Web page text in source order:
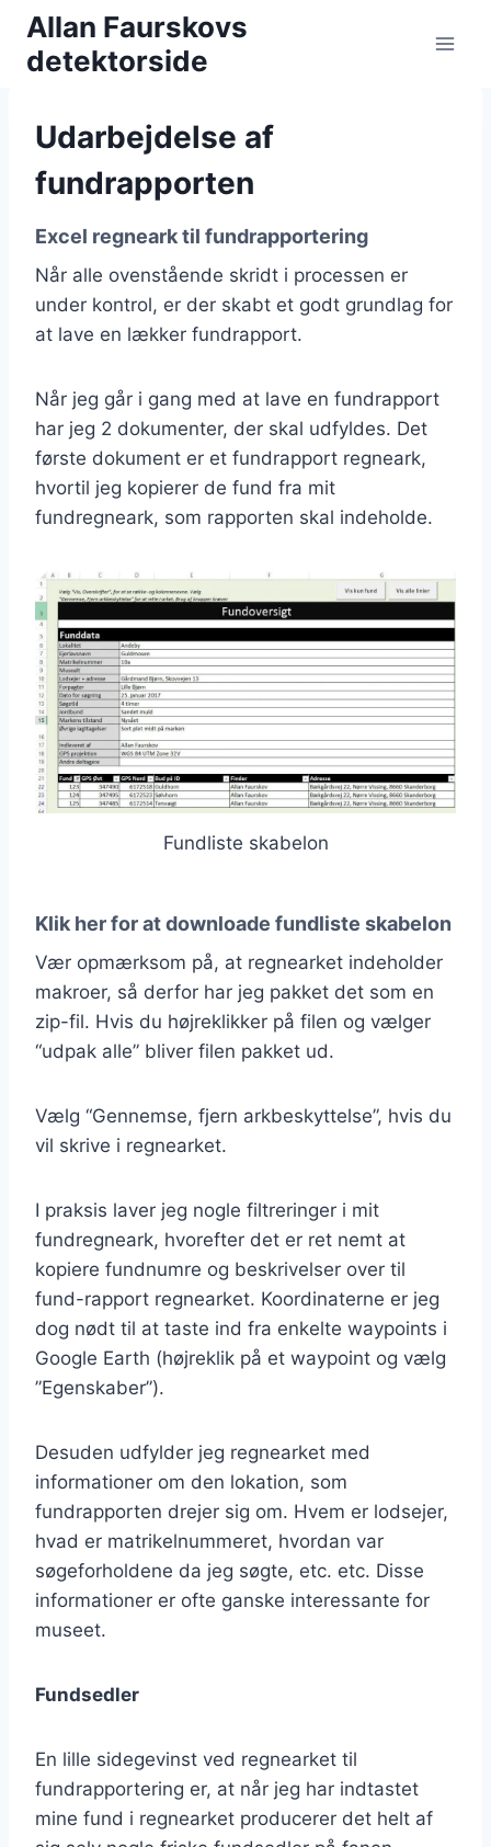
Fortsæt
indhold
Allan Faurskovs
detektorside
Udarbejdelse af
fundrapporten
Excel regneark til fundrapportering
Når alle ovenstående skridt i processen er
under kontrol, er der skabt et godt grundlag for
at lave en lækker fundrapport.
Når jeg går i gang med at lave en fundrapport
har jeg 2 dokumenter, der skal udfyldes. Det
første dokument er et fundrapport regneark,
hvortil jeg kopierer de fund fra mit
fundregneark, som rapporten skal indeholde.
Fundliste skabelon
Klik her for at downloade fundliste skabelon
Vær opmærksom på, at regnearket indeholder
makroer, så derfor har jeg pakket det som en
zip-fil. Hvis du højreklikker på filen og vælger
“udpak alle” bliver filen pakket ud.
Vælg “Gennemse, fjern arkbeskyttelse”, hvis du
vil skrive i regnearket.
I praksis laver jeg nogle filtreringer i mit
fundregneark, hvorefter det er ret nemt at
kopiere fundnumre og beskrivelser over til
fund-rapport regnearket. Koordinaterne er jeg
dog nødt til at taste ind fra enkelte waypoints i
Google Earth (højreklik på et waypoint og vælg
”Egenskaber”).
Desuden udfylder jeg regnearket med
informationer om den lokation, som
fundrapporten drejer sig om. Hvem er lodsejer,
hvad er matrikelnummeret, hvordan var
søgeforholdene da jeg søgte, etc. etc. Disse
informationer er ofte ganske interessante for
museet.
Fundsedler
En lille sidegevinst ved regnearket til
fundrapportering er, at når jeg har indtastet
mine fund i regnearket producerer det helt af